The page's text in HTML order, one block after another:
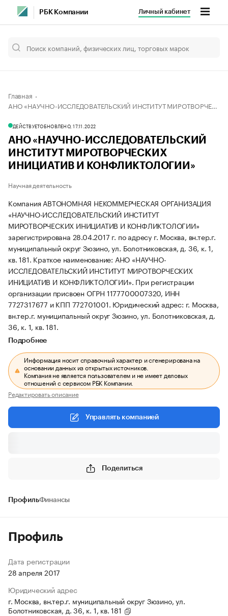
РБК Компании Личный кабинет
Главная
АНО «НАУЧНО-ИССЛЕДОВАТЕЛЬСКИЙ ИНСТИТУТ МИРОТВОРЧЕСКИХ ИНИЦИАТИВ И КОНФЛИКТОЛОГИИ»
ДЕЙСТВУЕТОБНОВЛЕНО, 17.11.2022
АНО «НАУЧНО-ИССЛЕДОВАТЕЛЬСКИЙ
ИНСТИТУТ МИРОТВОРЧЕСКИХ
ИНИЦИАТИВ И КОНФЛИКТОЛОГИИ»
Научная деятельность
Компания АВТОНОМНАЯ НЕКОММЕРЧЕСКАЯ ОРГАНИЗАЦИЯ
«НАУЧНО-ИССЛЕДОВАТЕЛЬСКИЙ ИНСТИТУТ
МИРОТВОРЧЕСКИХ ИНИЦИАТИВ И КОНФЛИКТОЛОГИИ»
зарегистрирована 28.04.2017 г. по адресу г. Москва, вн.тер.г.
муниципальный округ Зюзино, ул. Болотниковская, д. 36, к. 1,
кв. 181. Краткое наименование: АНО «НАУЧНО-
ИССЛЕДОВАТЕЛЬСКИЙ ИНСТИТУТ МИРОТВОРЧЕСКИХ
ИНИЦИАТИВ И КОНФЛИКТОЛОГИИ». При регистрации
организации присвоен ОГРН 1177700007320, ИНН
7727317677 и КПП 772701001. Юридический адрес: г. Москва,
вн.тер.г. муниципальный округ Зюзино, ул. Болотниковская, д.
36, к. 1, кв. 181.
Подробнее
Информация носит справочный характер и сгенерирована на
основании данных из открытых источников.
Компания не является пользователем и не имеет деловых
отношений с сервисом РБК Компании.
Редактировать описание
Управлять компанией
Поделиться
ПрофильФинансы
Профиль
Дата регистрации
28 апреля 2017
Юридический адрес
г. Москва, вн.тер.г. муниципальный округ Зюзино, ул.
Болотниковская, д. 36, к. 1, кв. 181